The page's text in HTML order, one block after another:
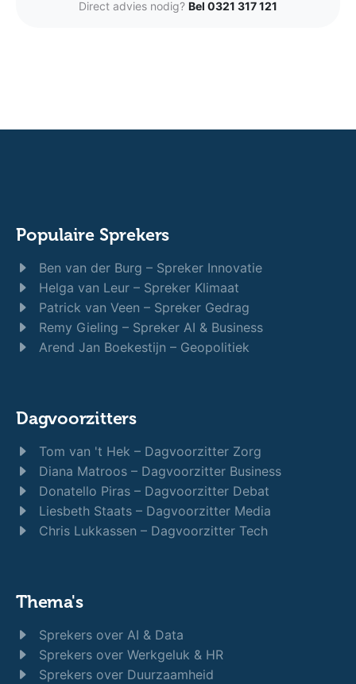
Direct advies nodig? Bel 0321 317 121
Populaire Sprekers
Ben van der Burg – Spreker Innovatie
Helga van Leur – Spreker Klimaat
Patrick van Veen – Spreker Gedrag
Remy Gieling – Spreker AI & Business
Arend Jan Boekestijn – Geopolitiek
Dagvoorzitters
Tom van 't Hek – Dagvoorzitter Zorg
Diana Matroos – Dagvoorzitter Business
Donatello Piras – Dagvoorzitter Debat
Liesbeth Staats – Dagvoorzitter Media
Chris Lukkassen – Dagvoorzitter Tech
Thema's
Sprekers over AI & Data
Sprekers over Werkgeluk & HR
Sprekers over Duurzaamheid